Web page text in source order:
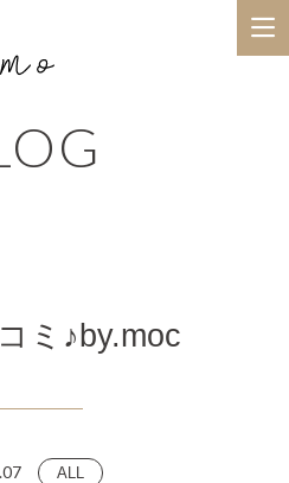
ミ♪by.moc
ALL